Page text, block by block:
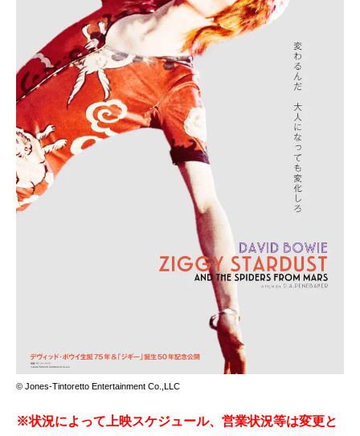
© Jones-Tintoretto Entertainment Co.,LLC
※状況によって上映スケジュール、営業状況等は変更と